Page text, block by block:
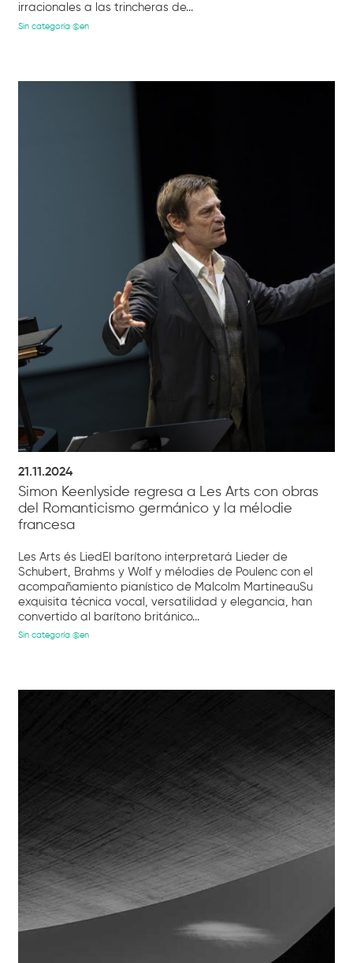
irracionales a las trincheras de...
Sin categoría @en
21.11.2024
Simon Keenlyside regresa a Les Arts con obras
del Romanticismo germánico y la mélodie
francesa
Les Arts és LiedEl barítono interpretará Lieder de
Schubert, Brahms y Wolf y mélodies de Poulenc con el
acompañamiento pianístico de Malcolm MartineauSu
exquisita técnica vocal, versatilidad y elegancia, han
convertido al barítono británico...
Sin categoría @en